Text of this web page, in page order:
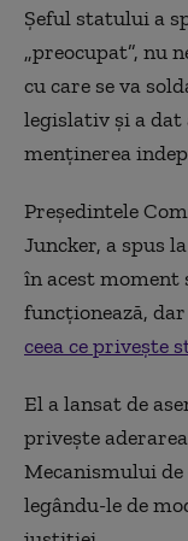
Șeful statului a
„preocupat”, nu
cu care se va
legislativ și a
menținerea
Președintele
Juncker, a spus
în acest
funcționează,
ceea ce privește
El a lansat de
privește
Mecanismului
legându-le de